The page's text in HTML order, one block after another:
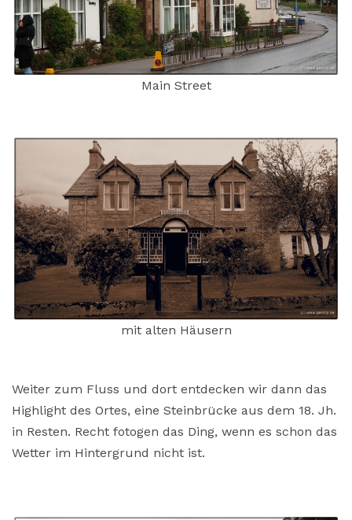
Main Street
mit alten Häusern
Weiter zum Fluss und dort entdecken wir dann das
Highlight des Ortes, eine Steinbrücke aus dem 18. Jh.
in Resten. Recht fotogen das Ding, wenn es schon das
Wetter im Hintergrund nicht ist.